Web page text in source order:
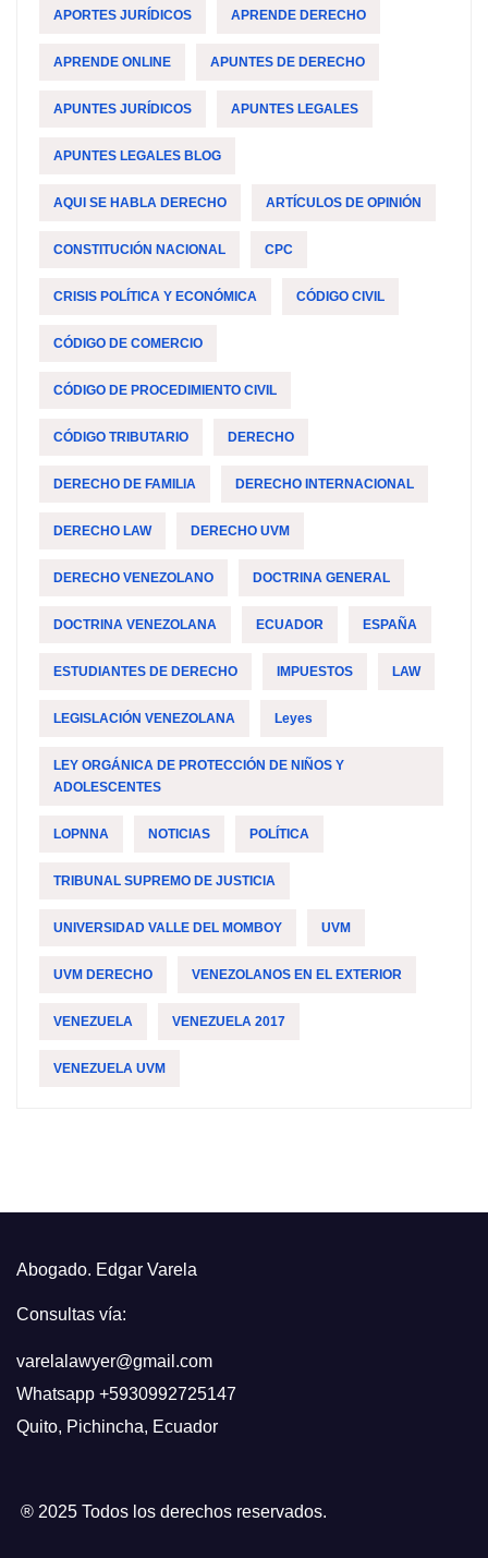
APORTES JURÍDICOS APRENDE DERECHO
APRENDE ONLINE APUNTES DE DERECHO
APUNTES JURÍDICOS APUNTES LEGALES
APUNTES LEGALES BLOG
AQUI SE HABLA DERECHO ARTÍCULOS DE OPINIÓN
CONSTITUCIÓN NACIONAL CPC
CRISIS POLÍTICA Y ECONÓMICA CÓDIGO CIVIL
CÓDIGO DE COMERCIO
CÓDIGO DE PROCEDIMIENTO CIVIL
CÓDIGO TRIBUTARIO DERECHO
DERECHO DE FAMILIA DERECHO INTERNACIONAL
DERECHO LAW DERECHO UVM
DERECHO VENEZOLANO DOCTRINA GENERAL
DOCTRINA VENEZOLANA ECUADOR ESPAÑA
ESTUDIANTES DE DERECHO IMPUESTOS LAW
LEGISLACIÓN VENEZOLANA Leyes
LEY ORGÁNICA DE PROTECCIÓN DE NIÑOS Y
ADOLESCENTES
LOPNNA NOTICIAS POLÍTICA
TRIBUNAL SUPREMO DE JUSTICIA
UNIVERSIDAD VALLE DEL MOMBOY UVM
UVM DERECHO VENEZOLANOS EN EL EXTERIOR
VENEZUELA VENEZUELA 2017
VENEZUELA UVM
Abogado. Edgar Varela
Consultas vía:
varelalawyer@gmail.com
Whatsapp +5930992725147
Quito, Pichincha, Ecuador
® 2025 Todos los derechos reservados.